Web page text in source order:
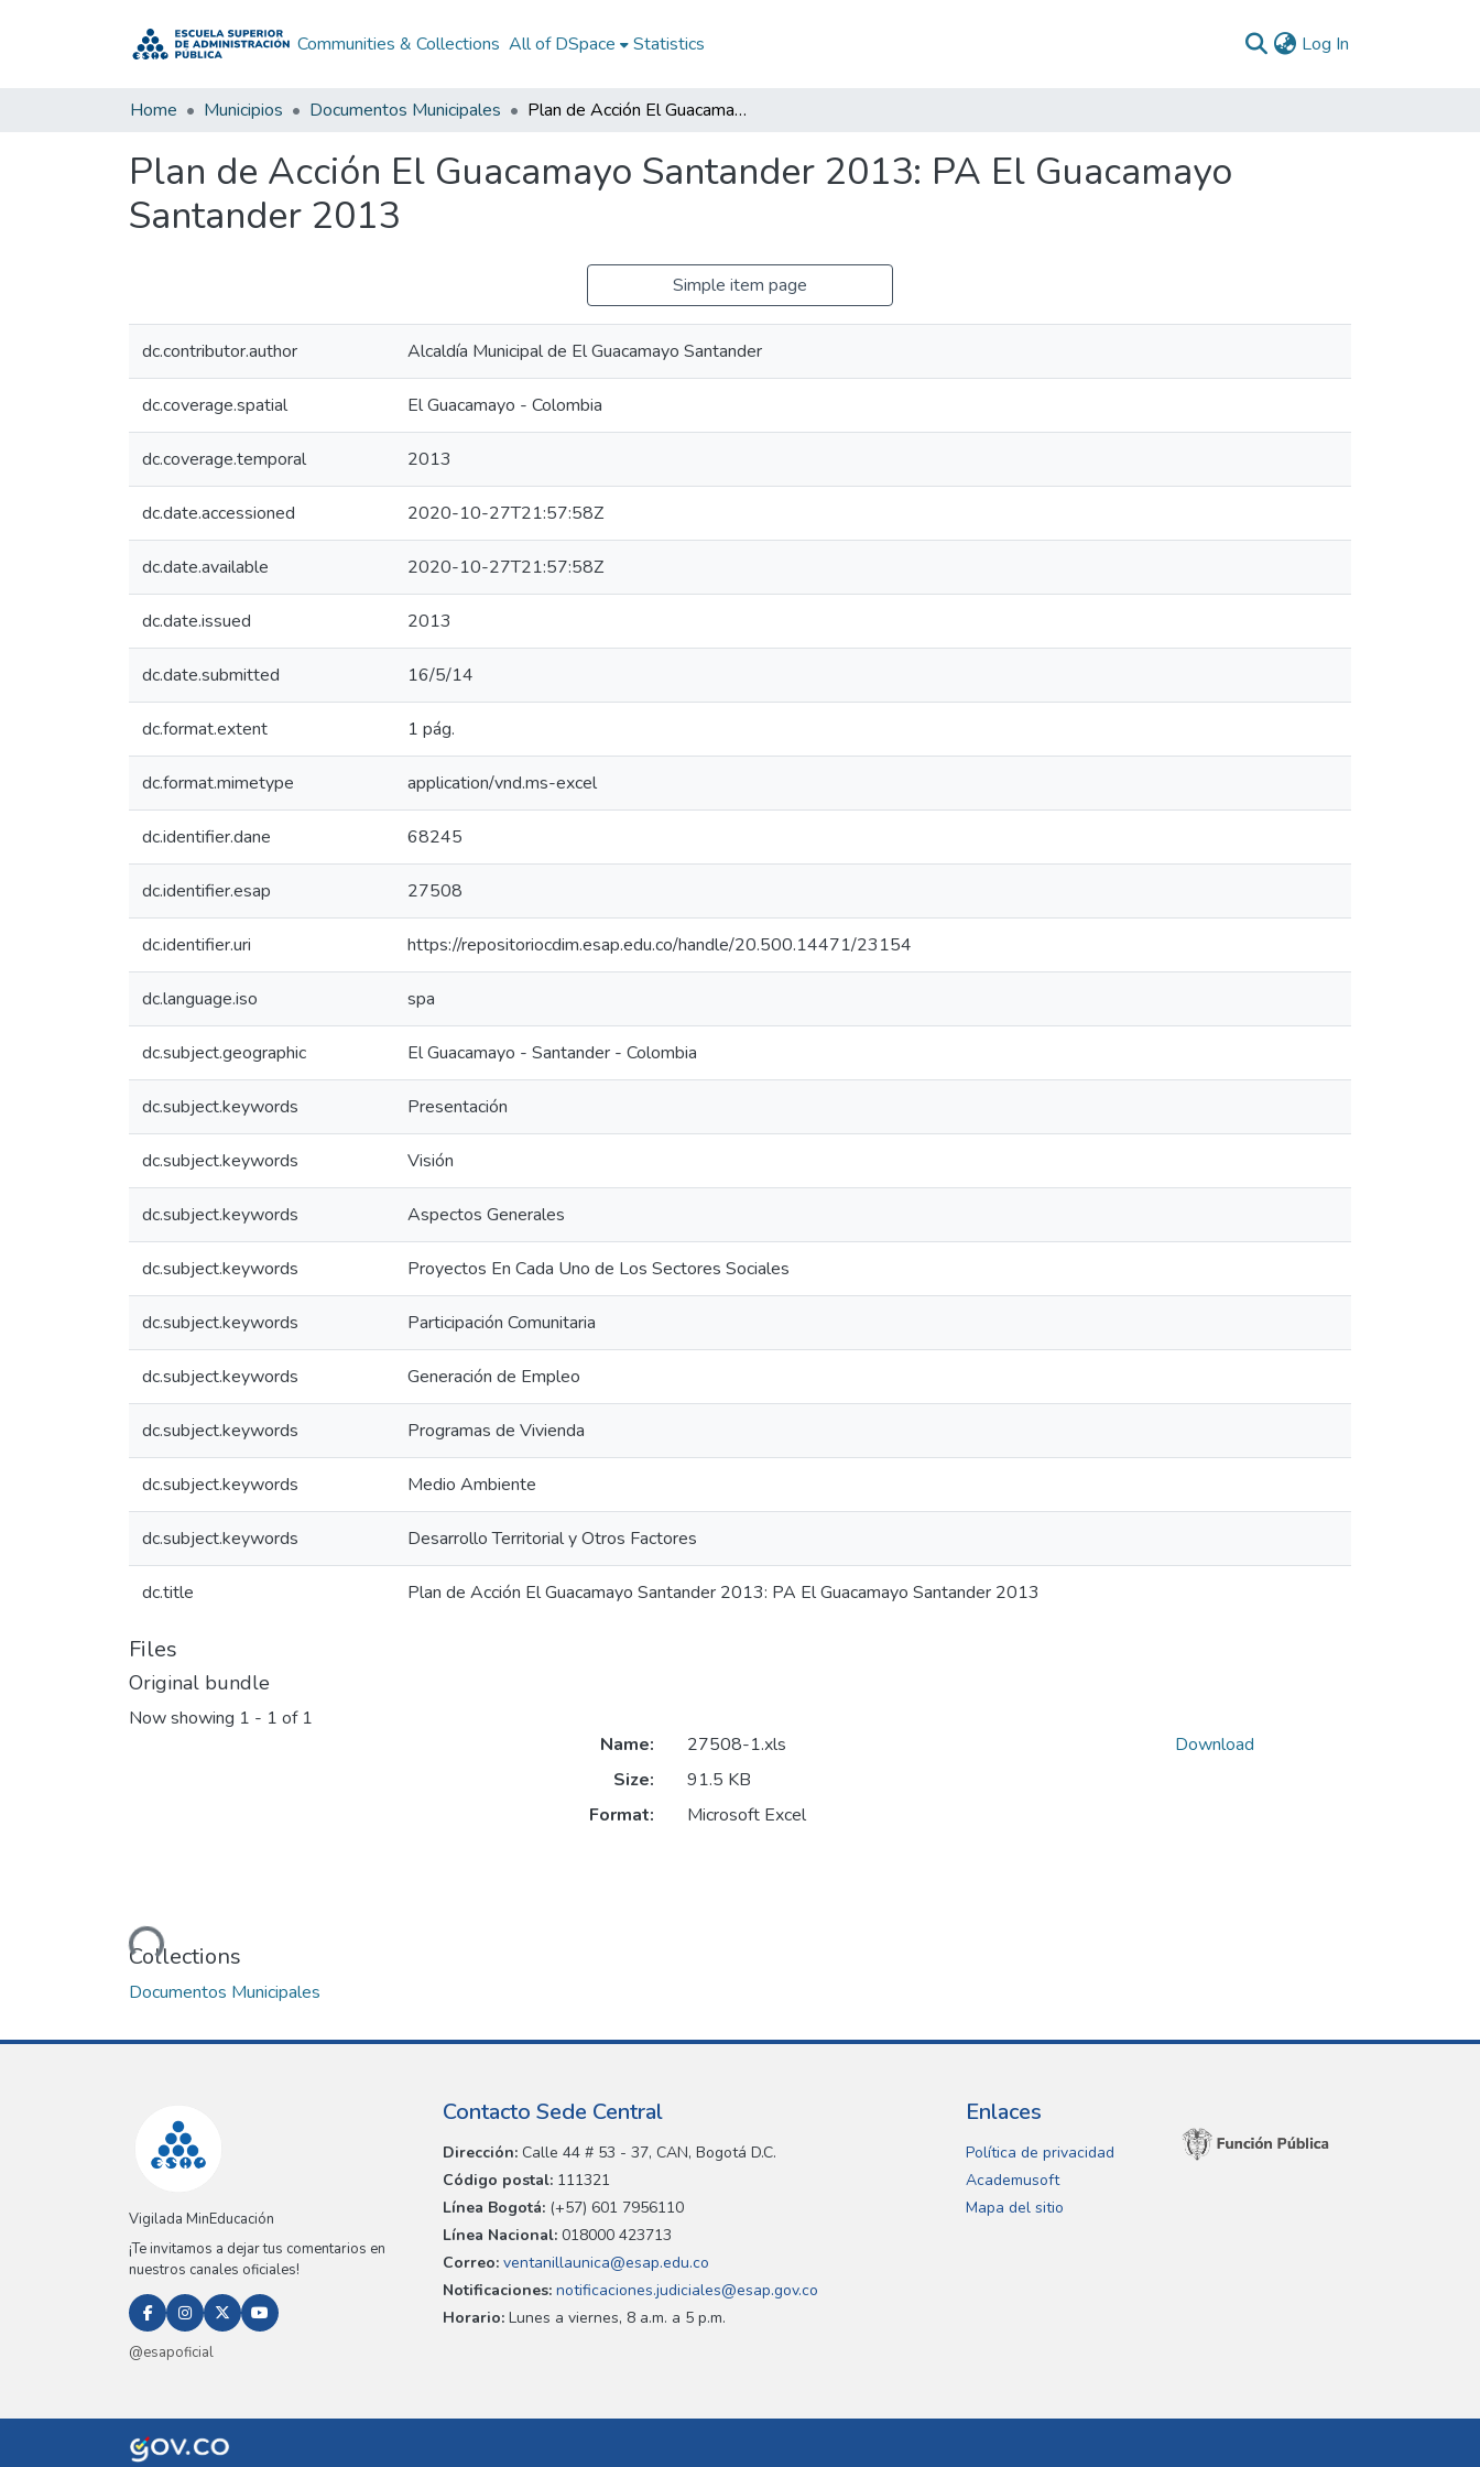
Communities & Collections All of DSpace Statistics Log In
Home Municipios Documentos Municipales Plan de Acción El Guacamayo Santander 2013: PA El Guacamayo Santander 2013
Plan de Acción El Guacamayo Santander 2013: PA El Guacamayo
Santander 2013
Simple item page
dc.contributor.author Alcaldía Municipal de El Guacamayo Santander
dc.coverage.spatial El Guacamayo - Colombia
dc.coverage.temporal 2013
dc.date.accessioned 2020-10-27T21:57:58Z
dc.date.available 2020-10-27T21:57:58Z
dc.date.issued 2013
dc.date.submitted 16/5/14
dc.format.extent 1 pág.
dc.format.mimetype application/vnd.ms-excel
dc.identifier.dane 68245
dc.identifier.esap 27508
dc.identifier.uri https://repositoriocdim.esap.edu.co/handle/20.500.14471/23154
dc.language.iso spa
dc.subject.geographic El Guacamayo - Santander - Colombia
dc.subject.keywords Presentación
dc.subject.keywords Visión
dc.subject.keywords Aspectos Generales
dc.subject.keywords Proyectos En Cada Uno de Los Sectores Sociales
dc.subject.keywords Participación Comunitaria
dc.subject.keywords Generación de Empleo
dc.subject.keywords Programas de Vivienda
dc.subject.keywords Medio Ambiente
dc.subject.keywords Desarrollo Territorial y Otros Factores
dc.title Plan de Acción El Guacamayo Santander 2013: PA El Guacamayo Santander 2013
Files
Original bundle
Now showing 1 - 1 of 1
Loading...
Name:
27508-1.xls
Size:
91.5 KB
Format:
Microsoft Excel
Download
Collections
Documentos Municipales
Vigilada MinEducación
¡Te invitamos a dejar tus comentarios en
nuestros canales oficiales!
@esapoficial
Contacto Sede Central
Dirección: Calle 44 # 53 - 37, CAN, Bogotá D.C.
Código postal: 111321
Línea Bogotá: (+57) 601 7956110
Línea Nacional: 018000 423713
Correo: ventanillaunica@esap.edu.co
Notificaciones: notificaciones.judiciales@esap.gov.co
Horario: Lunes a viernes, 8 a.m. a 5 p.m.
Enlaces
Política de privacidad
Academusoft
Mapa del sitio